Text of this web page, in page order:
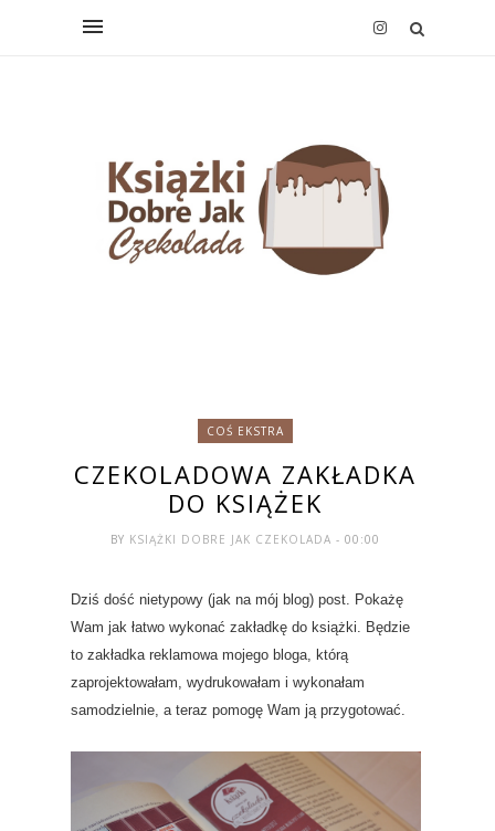
COŚ EKSTRA
CZEKOLADOWA ZAKŁADKA
DO KSIĄŻEK
BY KSIĄŻKI DOBRE JAK CZEKOLADA- 00:00
Dziś dość nietypowy (jak na mój blog) post. Pokażę
Wam jak łatwo wykonać zakładkę do książki. Będzie
to zakładka reklamowa mojego bloga, którą
zaprojektowałam, wydrukowałam i wykonałam
samodzielnie, a teraz pomogę Wam ją przygotować.